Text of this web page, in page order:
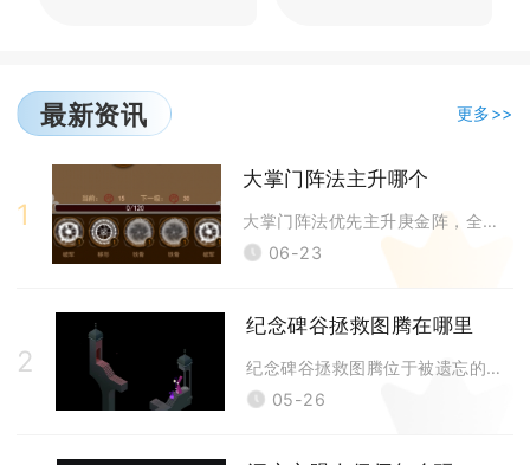
最新资讯 更多>>
1
大掌门阵法主升哪个
大掌门阵法优先主升庚金阵，全阵容通用适配绝大多数主流体系，是资源有限情
06-23
2
纪念碑谷拯救图腾在哪里
纪念碑谷拯救图腾位于被遗忘的海岸附录第八关“夜曲”，需集齐四块图腾碎片
05-26